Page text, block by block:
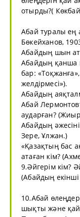
отырды?(
Абай туралы ең
Бөкейханов,
Абайдың шын
Абайдың қанша
бар:
желдірмесі»).
Абайдың
Абай
аударған?
Абайдың
Зере, Ұлжан.)
«Қазақтың бас
атаған кім?
9.Әйгерім кім?
(Абайдың
10.Абай
шықты және